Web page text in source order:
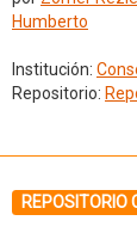
Humberto
Institución:
Repositorio:
REPOSITORIO